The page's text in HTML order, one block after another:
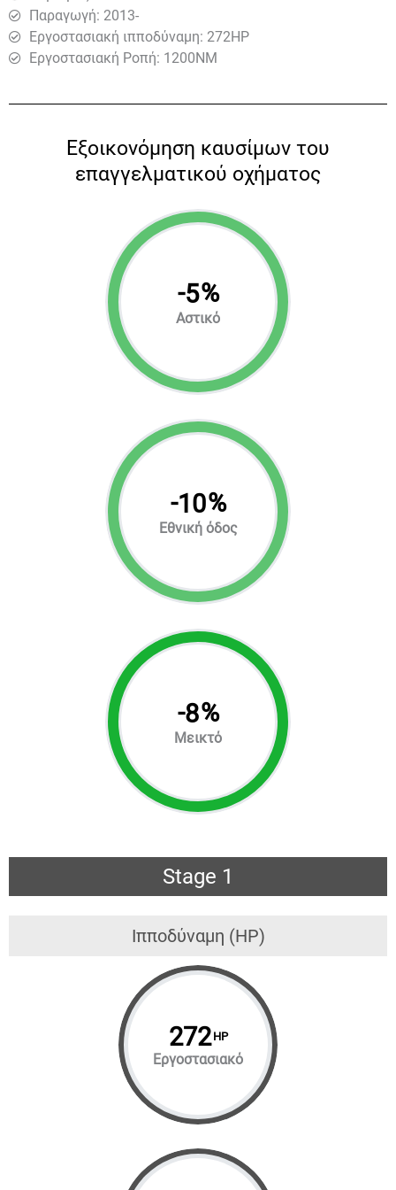
Παραγωγή: 2013-
Εργοστασιακή ιπποδύναμη: 272HP
Εργοστασιακή Ροπή: 1200ΝΜ
Eξοικονόμηση καυσίμων του
επαγγελματικού οχήματος
-5%
Αστικό
-10%
Εθνική όδος
-8%
Μεικτό
Stage 1
Ιπποδύναμη (HP)
272 HP
Εργοστασιακό